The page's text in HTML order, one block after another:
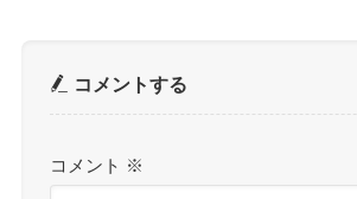
コメントする
コメント ※